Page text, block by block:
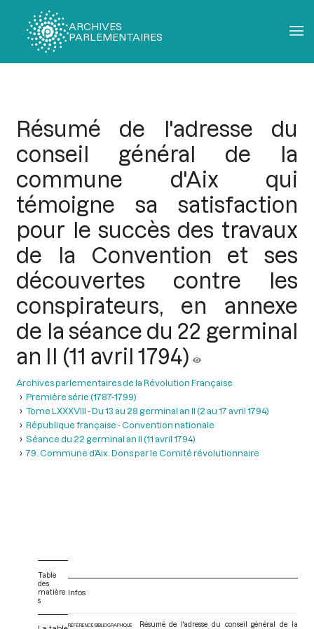
ARCHIVES
PARLEMENTAIRES
Résumé de l'adresse du
conseil général de la
commune d'Aix qui
témoigne sa satisfaction
pour le succès des travaux
de la Convention et ses
découvertes contre les
conspirateurs, en annexe
de la séance du 22 germinal
an II (11 avril 1794)
Archives parlementaires de la Révolution Française
Première série (1787-1799)
Tome LXXXVIII - Du 13 au 28 germinal an II (2 au 17 avril 1794)
République française - Convention nationale
Séance du 22 germinal an II (11 avril 1794)
79. Commune d’Aix. Dons par le Comité révolutionnaire
Table
des
matière
s
Infos
RÉFÉRENCE BIBLIOGRAPHIQUE
Résumé de l'adresse du conseil général de la